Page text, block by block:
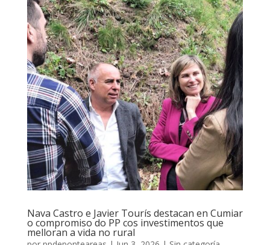
Nava Castro e Javier Tourís destacan en Cumiar
o compromiso do PP cos investimentos que
melloran a vida no rural